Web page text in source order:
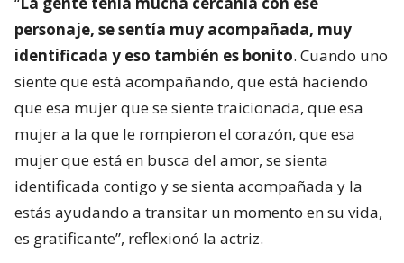
personaje, se sentía muy acompañada, muy
identificada y eso también es bonito. Cuando uno
siente que está acompañando, que está haciendo
que esa mujer que se siente traicionada, que esa
mujer a la que le rompieron el corazón, que esa
mujer que está en busca del amor, se sienta
identificada contigo y se sienta acompañada y la
estás ayudando a transitar un momento en su vida,
es gratificante”, reflexionó la actriz.